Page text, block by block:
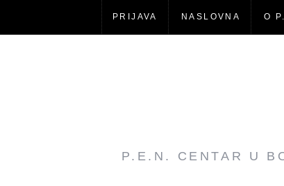
PRIJAVA NASLOVNA O
P.E.N. CENTAR U